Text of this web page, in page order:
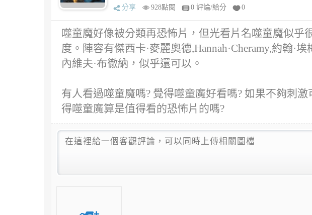
分享 928點閱 0 評論/給分 0
噬童魔好像被分類再恐怖片，但光看片名噬童魔似乎
度。陣容有傑西卡·麥麗奧德,Hannah·Cheramy,約翰·埃
內維夫·布徹納，似乎還可以。
有人看過噬童魔嗎? 覺得噬童魔好看嗎? 如果不夠刺
得噬童魔算是值得看的恐怖片的嗎?